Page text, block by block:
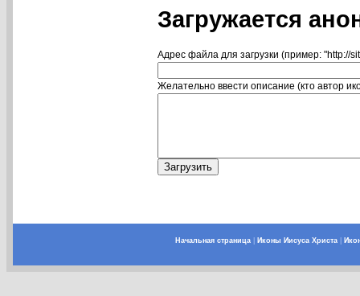
Загружается
Адрес файла для загрузки (пример: "http://
Желательно ввести описание (кто автор
Начальная страница| Иконы Иисуса Христа|